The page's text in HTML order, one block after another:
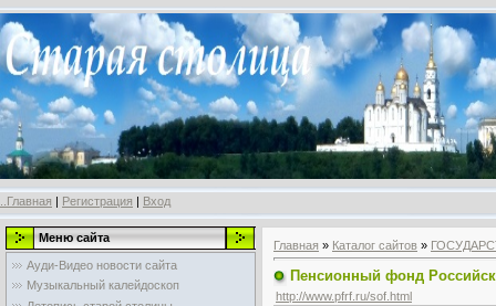
..Главная | Регистрация | Вход
Меню сайта
Ауди-Видео новости сайта
Музыкальный калейдоскоп
Главная » Каталог сайтов »
Пенсионный фонд
http://www.pfrf.ru/sof.html